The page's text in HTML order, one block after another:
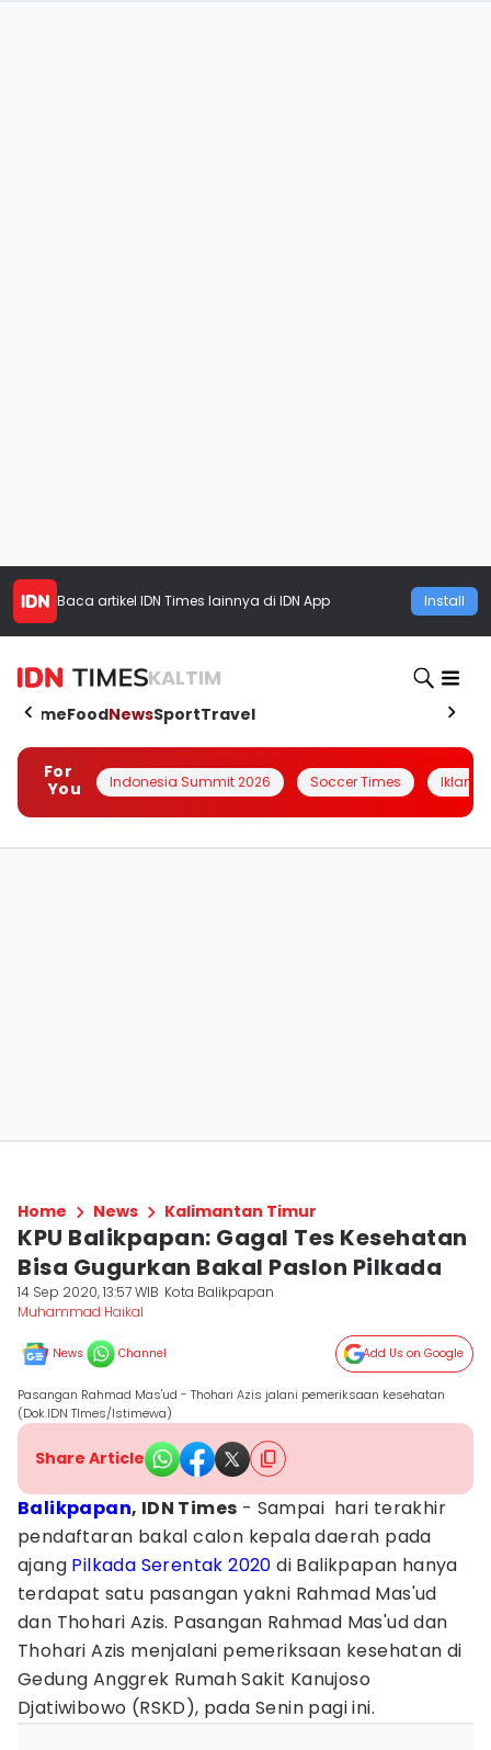
Baca artikel IDN Times lainnya di IDN App Install
KALTIM
HomeFoodNewsSportTravel
For
You
Indonesia Summit 2026 Soccer Times Iklanin
Home News Kalimantan Timur
KPU Balikpapan: Gagal Tes Kesehatan
Bisa Gugurkan Bakal Paslon Pilkada
14 Sep 2020, 13:57 WIB Kota Balikpapan
Muhammad Haikal
News Channel Add Us on Google
Pasangan Rahmad Mas'ud - Thohari Azis jalani pemeriksaan kesehatan
(Dok.IDN TImes/Istimewa)
Share Article
Balikpapan, IDN Times - Sampai hari terakhir
pendaftaran bakal calon kepala daerah pada
ajang Pilkada Serentak 2020 di Balikpapan hanya
terdapat satu pasangan yakni Rahmad Mas'ud
dan Thohari Azis. Pasangan Rahmad Mas'ud dan
Thohari Azis menjalani pemeriksaan kesehatan di
Gedung Anggrek Rumah Sakit Kanujoso
Djatiwibowo (RSKD), pada Senin pagi ini.